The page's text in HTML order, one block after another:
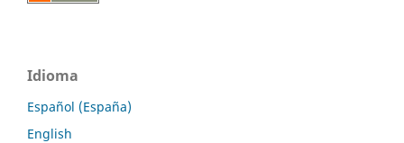
Idioma
Español (España)
English